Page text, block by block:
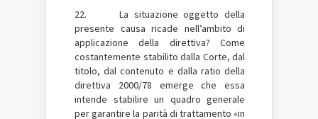
22. La situazione oggetto della
presente causa ricade nell’ambito di
applicazione della direttiva? Come
costantemente stabilito dalla Corte, dal
titolo, dal contenuto e dalla ratio della
direttiva 2000/78 emerge che essa
intende stabilire un quadro generale
per garantire la parità di trattamento «in